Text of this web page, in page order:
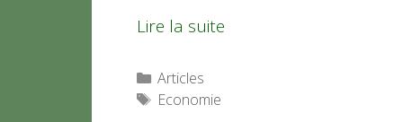
Lire la suite
Catégories
Articles
Étiquettes
Economie